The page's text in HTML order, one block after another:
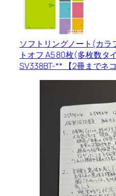
ソフトリングノート(カラ
トオフ A5 80枚(多枚数タ
SV338BT-** 【2冊までネ